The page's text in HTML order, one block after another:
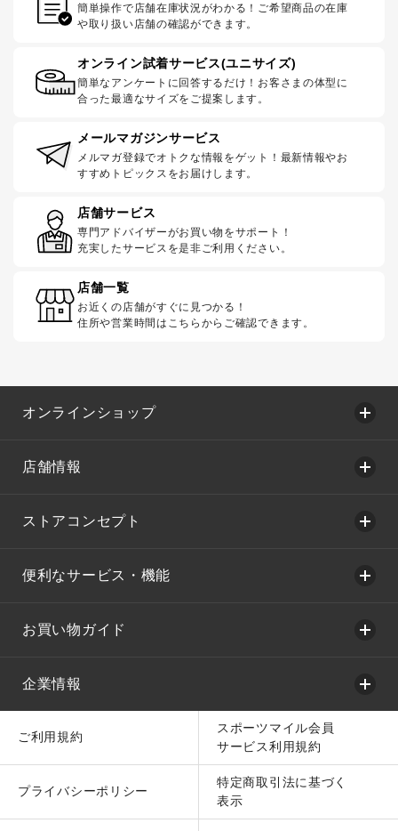
簡単操作で店舗在庫状況がわかる！ご希望商品の在庫
や取り扱い店舗の確認ができます。
オンライン試着サービス(ユニサイズ)
簡単なアンケートに回答するだけ！お客さまの体型に
合った最適なサイズをご提案します。
メールマガジンサービス
メルマガ登録でオトクな情報をゲット！最新情報やお
すすめトピックスをお届けします。
店舗サービス
専門アドバイザーがお買い物をサポート！
充実したサービスを是非ご利用ください。
店舗一覧
お近くの店舗がすぐに見つかる！
住所や営業時間はこちらからご確認できます。
オンラインショップ
店舗情報
ストアコンセプト
便利なサービス・機能
お買い物ガイド
企業情報
ご利用規約
スポーツマイル会員
サービス利用規約
プライバシーポリシー
特定商取引法に基づく
表示